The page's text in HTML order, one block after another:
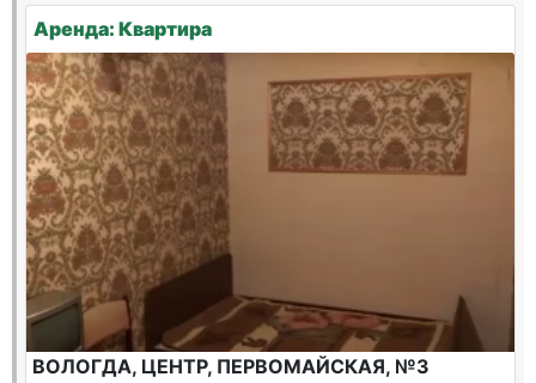
Аренда: Квартира
ВОЛОГДА, ЦЕНТР, ПЕРВОМАЙСКАЯ, №3